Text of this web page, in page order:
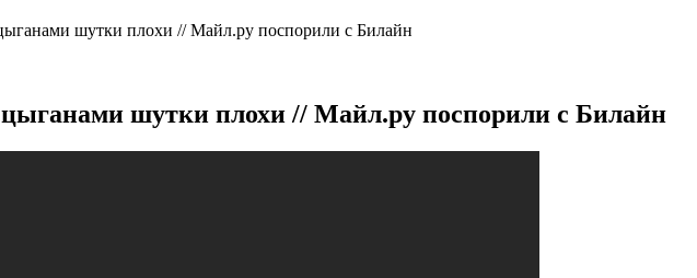
шутки плохи // Майл.ру поспорили с Билайн
шутки плохи // Майл.ру поспорили с Билайн